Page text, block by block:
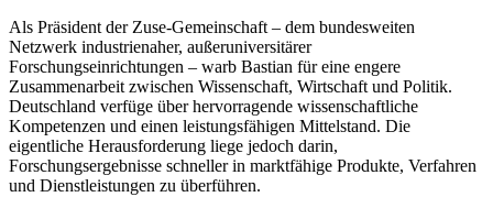
Als Präsident der Zuse-Gemeinschaft – dem bundesweiten
Netzwerk industrienaher, außeruniversitärer
Forschungseinrichtungen – warb Bastian für eine engere
Zusammenarbeit zwischen Wissenschaft, Wirtschaft und Politik.
Deutschland verfüge über hervorragende wissenschaftliche
Kompetenzen und einen leistungsfähigen Mittelstand. Die
eigentliche Herausforderung liege jedoch darin,
Forschungsergebnisse schneller in marktfähige Produkte, Verfahren
und Dienstleistungen zu überführen.